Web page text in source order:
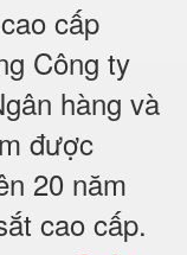
cấp
Công ty
hàng và
được
20 năm
cao cấp.